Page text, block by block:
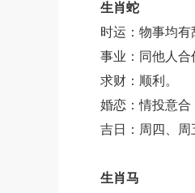
生肖蛇
时运：物事均有
事业：同他人合
求财：顺利。
婚恋：情投意合
吉日：周四、周
生肖马